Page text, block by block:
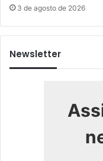
3 de agosto de 2026
Newsletter